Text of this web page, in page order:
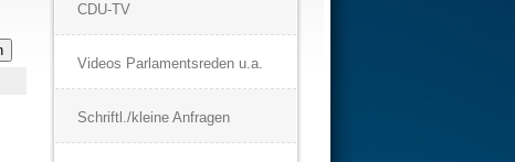
CDU-TV
Videos Parlamentsreden u.a.
Schriftl./kleine Anfragen